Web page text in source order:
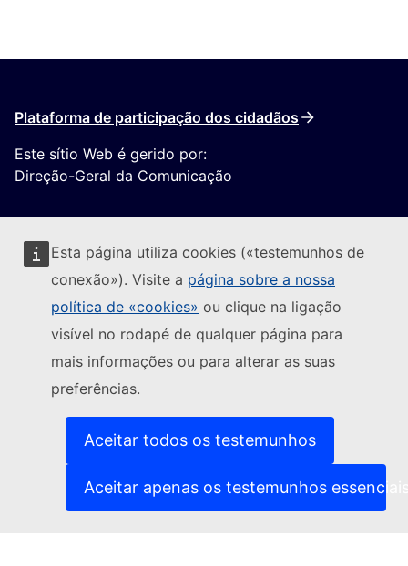
Esta página utiliza cookies («testemunhos de
conexão»). Visite a página sobre a nossa
política de «cookies» ou clique na ligação
visível no rodapé de qualquer página para
mais informações ou para alterar as suas
preferências.
Aceitar todos os testemunhos
Aceitar apenas os testemunhos
Plataforma de participação dos cidadãos
Este sítio Web é gerido por:
Direção-Geral da Comunicação
Seguir a Comissão Europeia
Contacte-nos(Ligação externa)
Comunicar uma vulnerabilidade informática
Línguas dos nossos websites(Ligação externa)
(Ligação externa)
Política de privacidade
Advertência jurídica
(Ligação externa)